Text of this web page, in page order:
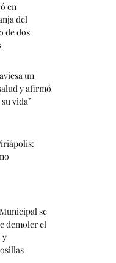
en
del
de dos
un
y afirmó
vida”
se
demoler el
y